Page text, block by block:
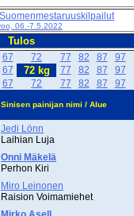
06.-7.5.2022
Tulos
67 72 77 82 87 97
67 72 kg 77 82 87 97
67 72 77 82 87 97
Sinisen painijan nimi / Alue
Jedi Lönn
Laihian Luja
Onni Mäkelä
Perhon Kiri
Miro Leinonen
Raision Voimamiehet